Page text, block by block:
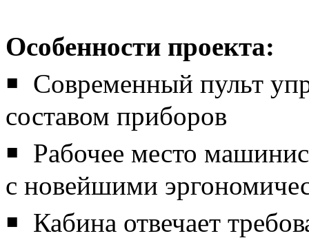
Особенности проекта:
￭ Современный пульт
составом приборов
￭ Рабочее место
с новейшими
￭ Кабина отвечает